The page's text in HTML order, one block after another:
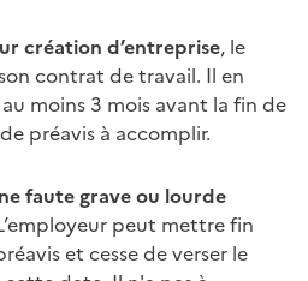
création d’entreprise, le
contrat de travail. Il en
moins 3 mois avant la fin de
préavis à accomplir.
faute graveou lourde
peut mettre fin
et cesse de verser le